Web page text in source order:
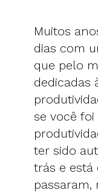
Muitos
dias com
que pelo
dedicadas
se você
ter sido
trás e está